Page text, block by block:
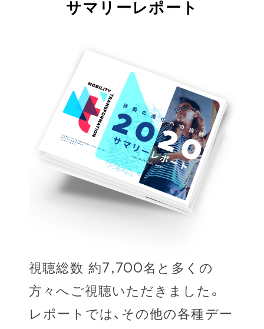
サマリーレポート
視聴総数 約7,700名と多くの
方々へご視聴いただきました。
レポートでは、その他の各種デー